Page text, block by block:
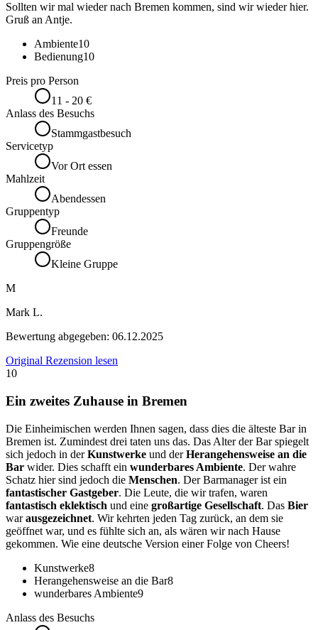
Sollten wir mal wieder nach Bremen kommen, sind wir wieder hier.
Gruß an Antje.
Ambiente10
Bedienung10
Preis pro Person
11 - 20 €
Anlass des Besuchs
Stammgastbesuch
Servicetyp
Vor Ort essen
Mahlzeit
Abendessen
Gruppentyp
Freunde
Gruppengröße
Kleine Gruppe
M
Mark L.
Bewertung abgegeben: 06.12.2025
Original Rezension lesen
10
Ein zweites Zuhause in Bremen
Die Einheimischen werden Ihnen sagen, dass dies die älteste Bar in
Bremen ist. Zumindest drei taten uns das. Das Alter der Bar spiegelt
sich jedoch in derKunstwerke und derHerangehensweise an die
Bar wider. Dies schafft ein wunderbares Ambiente. Der wahre
Schatz hier sind jedoch die Menschen. Der Barmanager ist ein
fantastischer Gastgeber. Die Leute, die wir trafen, waren
fantastisch eklektisch und eine großartige Gesellschaft. Das Bier
warausgezeichnet. Wir kehrten jeden Tag zurück, an dem sie
geöffnet war, und es fühlte sich an, als wären wir nach Hause
gekommen. Wie eine deutsche Version einer Folge von Cheers!
Kunstwerke8
Herangehensweise an die Bar8
wunderbares Ambiente9
Anlass des Besuchs